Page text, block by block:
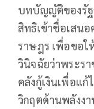
บทบัญญัติของรัฐ
สิทธิเข้าชื่อเสน
ราษฎร เพื่อขอใ
วินิจฉัยว่าพระร
คลังกู้เงินเพื่อแ
วิกฤตด้านพลังง